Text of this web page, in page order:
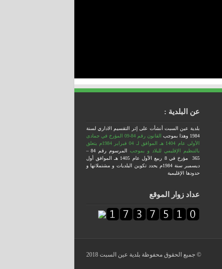
عن البلدية :
بلدية عين السبت أنشأت على إثر التقسيم الاداري لسنة
1984 وهذا بموجب
القانون رقم 84-09 المؤرخ في جمادى
الأولى عام 1404 هـ الموافق لـ 04 فبراير 1984م يتعلق
بالتنظيم الإقليمي للبلاد و بموجب
المرسوم رقم 84 –
365 مؤرخ في 8 ربيع الأول عام 1405 هـ الموافق أول
ديسمبر سنة 1984م يحدد تكوين البلديات و مشتملاتها و
حدودها الإقليمية
عداد زوار الموقع
© جميع الحقوق محفوظة بلدية عين السبت 2018